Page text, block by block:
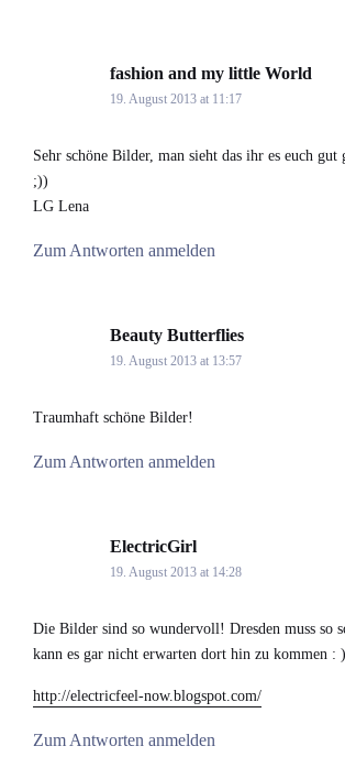
fashion and my little World
19. August 2013 at 11:17
Sehr schöne Bilder, man sieht das ihr es euch gut
;))
LG Lena
Zum Antworten anmelden
Beauty Butterflies
19. August 2013 at 13:57
Traumhaft schöne Bilder!
Zum Antworten anmelden
ElectricGirl
19. August 2013 at 14:28
Die Bilder sind so wundervoll! Dresden muss so
kann es gar nicht erwarten dort hin zu kommen : )
http://electricfeel-now.blogspot.com/
Zum Antworten anmelden